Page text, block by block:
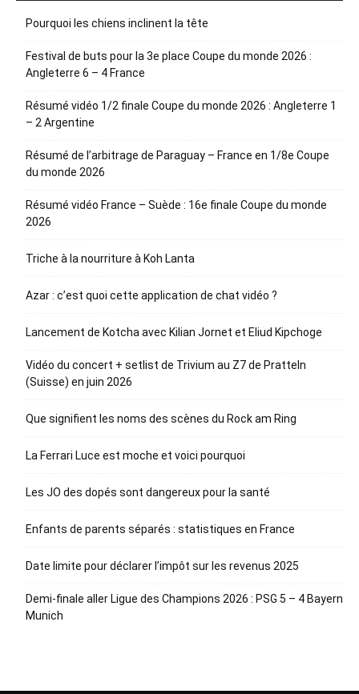
Pourquoi les chiens inclinent la tête
Festival de buts pour la 3e place Coupe du monde 2026 :
Angleterre 6 – 4 France
Résumé vidéo 1/2 finale Coupe du monde 2026 : Angleterre 1
– 2 Argentine
Résumé de l’arbitrage de Paraguay – France en 1/8e Coupe
du monde 2026
Résumé vidéo France – Suède : 16e finale Coupe du monde
2026
Triche à la nourriture à Koh Lanta
Azar : c’est quoi cette application de chat vidéo ?
Lancement de Kotcha avec Kilian Jornet et Eliud Kipchoge
Vidéo du concert + setlist de Trivium au Z7 de Pratteln
(Suisse) en juin 2026
Que signifient les noms des scènes du Rock am Ring
La Ferrari Luce est moche et voici pourquoi
Les JO des dopés sont dangereux pour la santé
Enfants de parents séparés : statistiques en France
Date limite pour déclarer l’impôt sur les revenus 2025
Demi-finale aller Ligue des Champions 2026 : PSG 5 – 4 Bayern
Munich